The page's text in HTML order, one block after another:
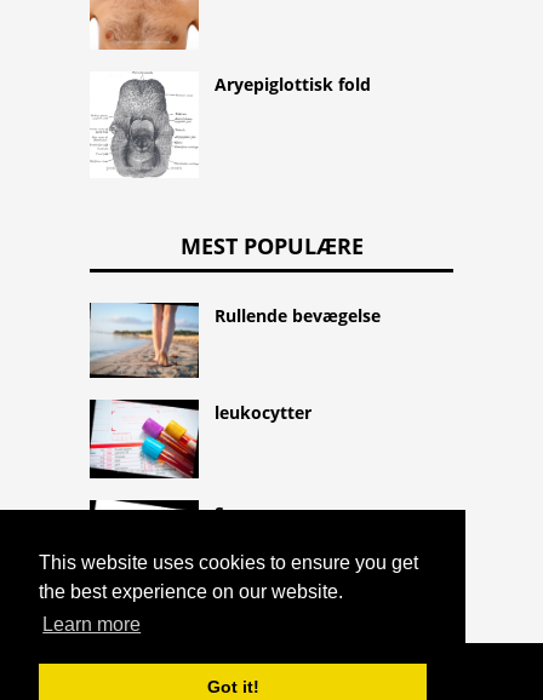
This website uses cookies to ensure you get
the best experience on our website.
Learn more
Got it!
Aryepiglottisk fold
MEST POPULÆRE
Rullende bevægelse
leukocytter
Sovesyge
COPYRIGHT 2026 HTTPS://CQLIFE.NET